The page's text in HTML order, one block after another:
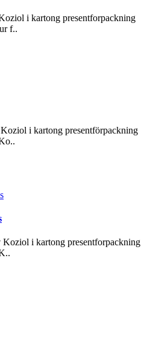
i kartong presentforpackning
f..
i kartong presentförpackning
Koziol i kartong presentforpackning